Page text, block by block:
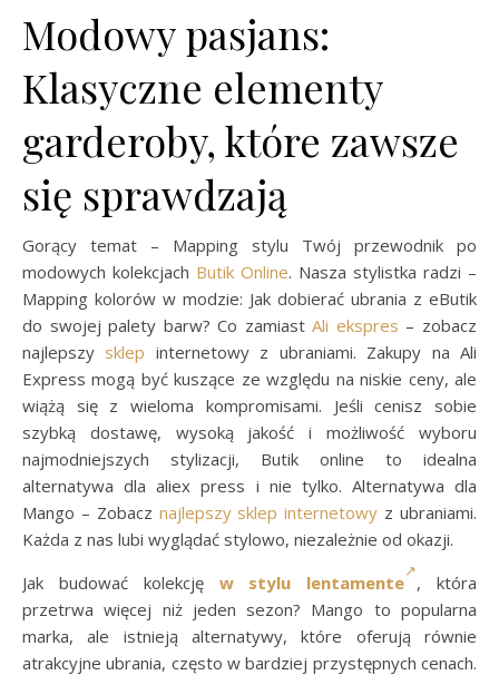
Modowy pasjans:
Klasyczne elementy
garderoby, które zawsze
się sprawdzają
Gorący temat – Mapping stylu Twój przewodnik po
modowych kolekcjach Butik Online. Nasza stylistka radzi –
Mapping kolorów w modzie: Jak dobierać ubrania z eButik
do swojej palety barw? Co zamiastAli ekspres – zobacz
najlepszy sklep internetowy z ubraniami. Zakupy na Ali
Express mogą być kuszące ze względu na niskie ceny, ale
wiążą się z wieloma kompromisami. Jeśli cenisz sobie
szybką dostawę, wysoką jakość i możliwość wyboru
najmodniejszych stylizacji, Butik online to idealna
alternatywa dla aliex press i nie tylko. Alternatywa dla
Mango – Zobacz najlepszy sklep internetowy z ubraniami.
Każda z nas lubi wyglądać stylowo, niezależnie od okazji.
Jak budować kolekcję w stylu lentamente , która
przetrwa więcej niż jeden sezon? Mango to popularna
marka, ale istnieją alternatywy, które oferują równie
atrakcyjne ubrania, często w bardziej przystępnych cenach.